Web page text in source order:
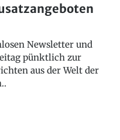
Newsletter und
pünktlich zur
aus der Welt der